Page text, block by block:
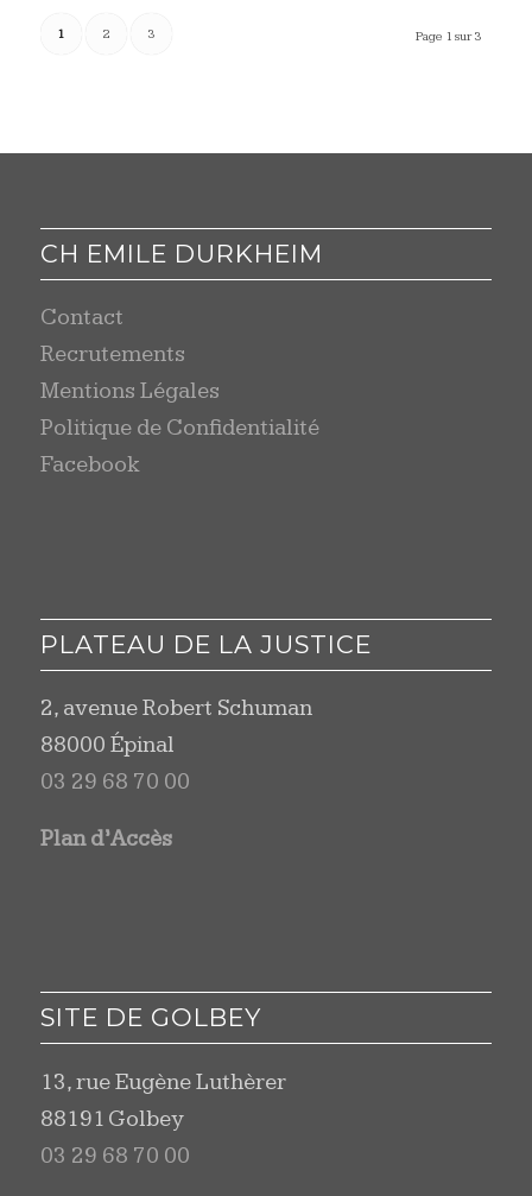
Page 1 sur 3
1 2 3
CH EMILE DURKHEIM
Contact
Recrutements
Mentions Légales
Politique de Confidentialité
Facebook
PLATEAU DE LA JUSTICE
2, avenue Robert Schuman
88000 Épinal
03 29 68 70 00
Plan d’Accès
SITE DE GOLBEY
13, rue Eugène Luthèrer
88191 Golbey
03 29 68 70 00